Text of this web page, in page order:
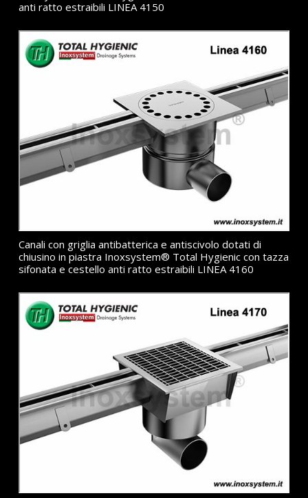
anti ratto estraibili LINEA 4150
Canali con griglia antibatterica e antiscivolo dotati di
chiusino in piastra Inoxsystem® Total Hygienic con tazza
sifonata e cestello anti ratto estraibili LINEA 4160